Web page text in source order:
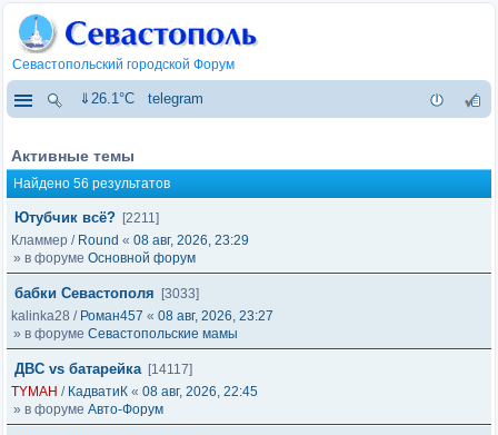
Севастопольский городской Форум
⇓26.1°C telegram
Активные темы
Найдено 56 результатов
Ютубчик всё? [2211]
Кламмер / Round « 08 авг, 2026, 23:29
» в форуме Основной форум
бабки Севастополя
[3033]
kalinka28 / Роман457 « 08 авг, 2026, 23:27
» в форуме Севастопольские мамы
ДВС vs батарейка [14117]
TYMAH / КадватиК « 08 авг, 2026, 22:45
» в форуме Авто-Форум